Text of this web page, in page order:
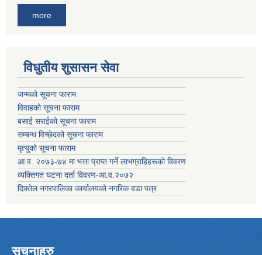
more
विधुतीय शुसासन सेवा
जन्मको सूचना फाराम
विवाहको सूचना फाराम
बसाई सराईको सूचना फाराम
सम्बन्ध विच्छेदको सूचना फाराम
मृत्युको सूचना फाराम
आ.व. २०७३-७४ मा भत्ता प्राप्त गर्ने लाभग्राहिहरूको विवरण
व्यक्तिगत घटना दर्ता विवरण-आ.व.२०७२
दिक्तेल नगरपालिका कार्यालयको नगरिक वडा पत्र
सूचनाहरु